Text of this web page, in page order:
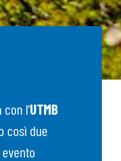
l’UTMB
così due